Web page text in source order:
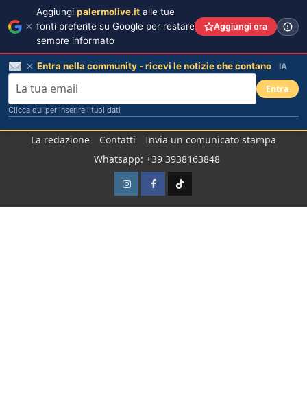
La redazione Contatti
Invia un comunicato stampa
Whatsapp: +39 3938163848
InstagramFacebook
TikTok
Aggiungi palermolive.it alle tue
fonti preferite su Google per restare
sempre informato
Aggiungi ora
Entra nella community - ricevi le notizie che contano IA
Entra
Clicca qui per inserire i tuoi dati